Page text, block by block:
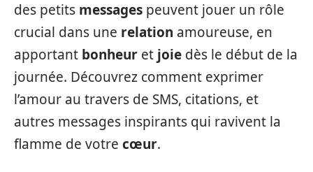
des petits messages peuvent jouer un rôle
crucial dans une relation amoureuse, en
apportant bonheur et joie dès le début de la
journée. Découvrez comment exprimer
l’amour au travers de SMS, citations, et
autres messages inspirants qui ravivent la
flamme de votre cœur.